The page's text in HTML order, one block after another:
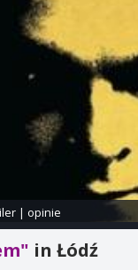
| opinie
in Łódź